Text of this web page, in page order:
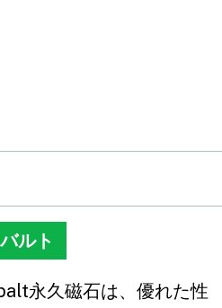
ルト
永久磁石は、優れた性